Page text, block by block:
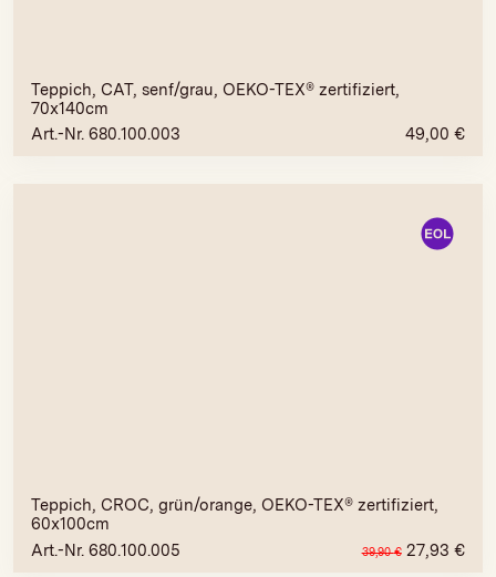
Teppich, CAT, senf/grau, OEKO-TEX® zertifiziert,
70x140cm
Art.-Nr. 680.100.003
49,00 €
Teppich, CROC, grün/orange, OEKO-TEX® zertifiziert,
60x100cm
Art.-Nr. 680.100.005
39,90€ 27,93 €